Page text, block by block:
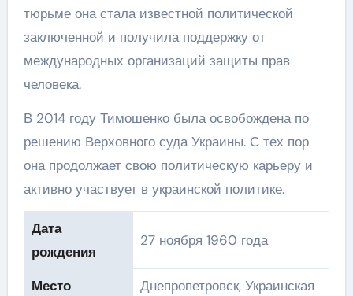
тюрьме она стала известной политической
заключенной и получила поддержку от
международных организаций защиты прав
человека.
В 2014 году Тимошенко была освобождена по
решению Верховного суда Украины. С тех пор
она продолжает свою политическую карьеру и
активно участвует в украинской политике.
Дата
рождения
27 ноября 1960 года
Место
Днепропетровск, Украинская